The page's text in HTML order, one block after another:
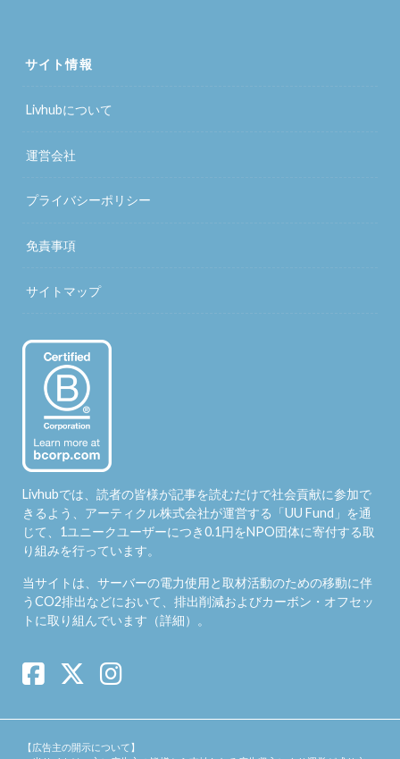
サイト情報
Livhubについて
運営会社
プライバシーポリシー
免責事項
サイトマップ
Livhubでは、読者の皆様が記事を読むだけで社会貢献に参加で
きるよう、アーティクル株式会社が運営する「UU Fund 」を通
じて、1ユニークユーザーにつき0.1円をNPO団体に寄付する取
り組みを行っています。
当サイトは、サーバーの電力使用と取材活動のための移動に伴
うCO2排出などにおいて、排出削減およびカーボン・オフセッ
トに取り組んでいます（詳細）。
【広告主の開示について】